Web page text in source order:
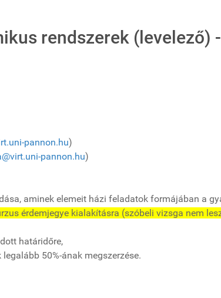
rendszerek (levelező)
pannon.hu)
pannon.hu)
aminek elemeit házi feladatok formájában a
érdemjegye kialakításra (szóbeli vizsga nem
határidőre,
50%-ának megszerzése.